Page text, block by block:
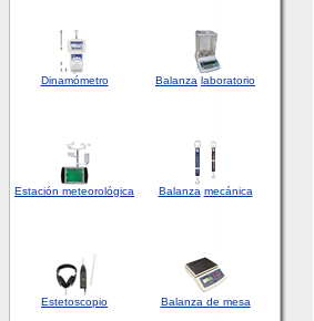
Dinamómetro Balanza laboratorio
Estación meteorológica Balanza mecánica
Estetoscopio Balanza de mesa